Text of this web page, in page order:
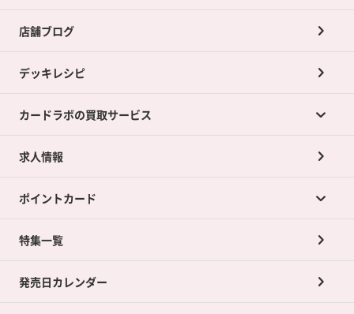
店舗ブログ
デッキレシピ
カードラボの買取サービス
カードラボの買取サービスTOP
店舗買取について
ネット買取について
買取承諾書について
求人情報
ポイントカード
ポイントカードTOP
ポイント交換景品
特集一覧
発売日カレンダー